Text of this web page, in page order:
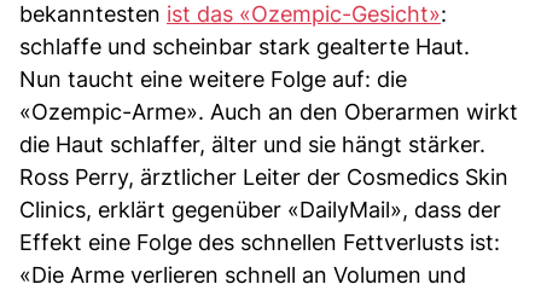
bekanntesten ist das «Ozempic-Gesicht»:
schlaffe und scheinbar stark gealterte Haut.
Nun taucht eine weitere Folge auf: die
«Ozempic-Arme». Auch an den Oberarmen wirkt
die Haut schlaffer, älter und sie hängt stärker.
Ross Perry, ärztlicher Leiter der Cosmedics Skin
Clinics, erklärt gegenüber «DailyMail», dass der
Effekt eine Folge des schnellen Fettverlusts ist:
«Die Arme verlieren schnell an Volumen und